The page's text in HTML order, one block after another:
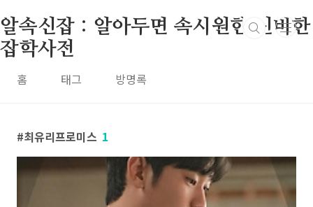
알속신잡 : 알아두면 속시원한 신비한
잡학사전
홈 태그 방명록
최유리프로미스 1